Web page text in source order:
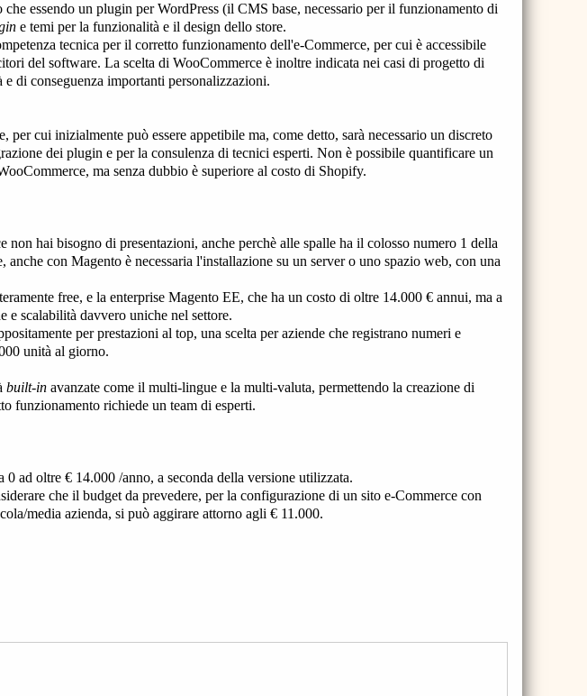
essendo un plugin per WordPress (il CMS base, necessario per il funzionamento di
e temi per la funzionalità e il design dello store.
tecnica per il corretto funzionamento dell'e-Commerce, per cui è accessibile
del software. La scelta di WooCommerce è inoltre indicata nei casi di progetto di
di conseguenza importanti personalizzazioni.
per cui inizialmente può essere appetibile ma, come detto, sarà necessario un discreto
dei plugin e per la consulenza di tecnici esperti. Non è possibile quantificare un
ma senza dubbio è superiore al costo di Shopify.
non hai bisogno di presentazioni, anche perchè alle spalle ha il colosso numero 1 della
con Magento è necessaria l'installazione su un server o uno spazio web, con una
free, e la enterprise Magento EE, che ha un costo di oltre 14.000 € annui, ma a
e scalabilità davvero uniche nel settore.
per prestazioni al top, una scelta per aziende che registrano numeri e
unità al giorno.
built-in avanzate come il multi-lingue e la multi-valuta, permettendo la creazione di
funzionamento richiede un team di esperti.
0 ad oltre € 14.000 /anno, a seconda della versione utilizzata.
che il budget da prevedere, per la configurazione di un sito e-Commerce con
media azienda, si può aggirare attorno agli € 11.000.